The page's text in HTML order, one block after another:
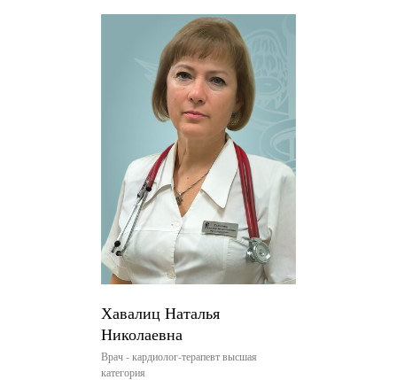
Хавалиц Наталья
Николаевна
Врач - кардиолог-терапевт высшая
категория